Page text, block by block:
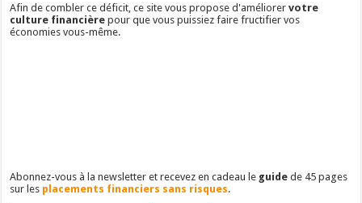
Afin de combler ce déficit, ce site vous propose d'améliorervotre
culture financière pour que vous puissiez faire fructifier vos
économies vous-même.
Abonnez-vous à la newsletter et recevez en cadeau le guide de 45 pages
sur les placements financiers sans risques.